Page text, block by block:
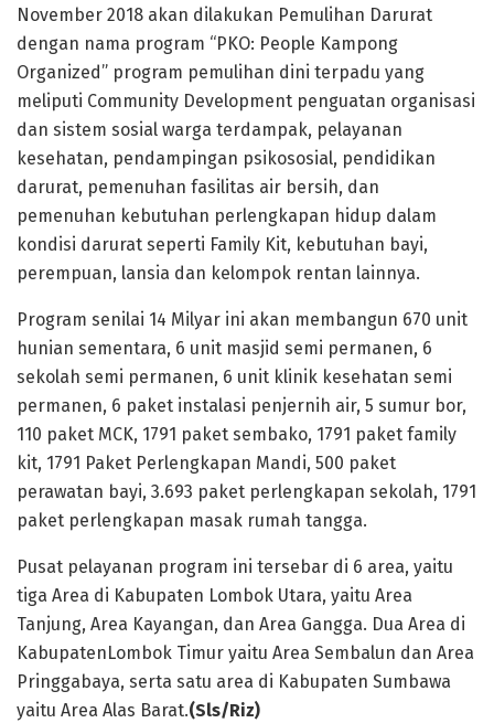
November 2018 akan dilakukan Pemulihan Darurat
dengan nama program “PKO: People Kampong
Organized” program pemulihan dini terpadu yang
meliputi Community Development penguatan organisasi
dan sistem sosial warga terdampak, pelayanan
kesehatan, pendampingan psikososial, pendidikan
darurat, pemenuhan fasilitas air bersih, dan
pemenuhan kebutuhan perlengkapan hidup dalam
kondisi darurat seperti Family Kit, kebutuhan bayi,
perempuan, lansia dan kelompok rentan lainnya.
Program senilai 14 Milyar ini akan membangun 670 unit
hunian sementara, 6 unit masjid semi permanen, 6
sekolah semi permanen, 6 unit klinik kesehatan semi
permanen, 6 paket instalasi penjernih air, 5 sumur bor,
110 paket MCK, 1791 paket sembako, 1791 paket family
kit, 1791 Paket Perlengkapan Mandi, 500 paket
perawatan bayi, 3.693 paket perlengkapan sekolah, 1791
paket perlengkapan masak rumah tangga.
Pusat pelayanan program ini tersebar di 6 area, yaitu
tiga Area di Kabupaten Lombok Utara, yaitu Area
Tanjung, Area Kayangan, dan Area Gangga. Dua Area di
KabupatenLombok Timur yaitu Area Sembalun dan Area
Pringgabaya, serta satu area di Kabupaten Sumbawa
yaitu Area Alas Barat.(Sls/Riz)